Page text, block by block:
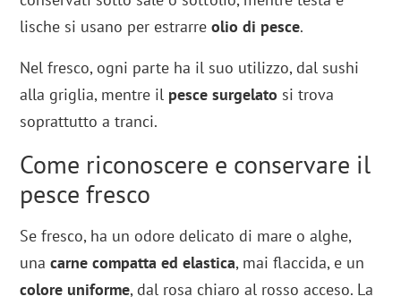
lische si usano per estrarreolio di pesce.
Nel fresco, ogni parte ha il suo utilizzo, dal sushi
alla griglia, mentre il pesce surgelato si trova
soprattutto a tranci.
Come riconoscere e conservare il
pesce fresco
Se fresco, ha un odore delicato di mare o alghe,
unacarne compatta ed elastica, mai flaccida, e un
colore uniforme, dal rosa chiaro al rosso acceso. La